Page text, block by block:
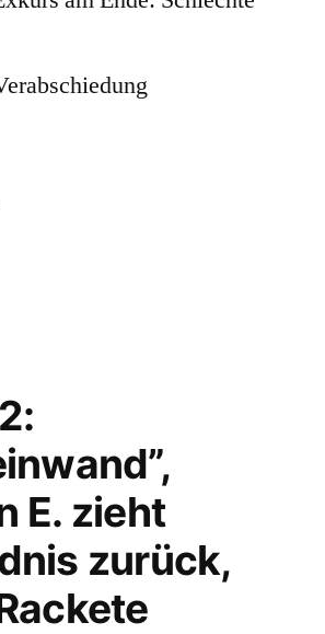
Ursula
Leyen
E. zieht
zurück,